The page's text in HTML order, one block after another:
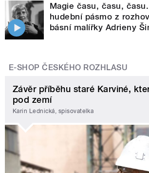
Magie času, času,
hudební pásmo z
básní malířky Adrieny
E-SHOP ČESKÉHO ROZHLASU
Závěr příběhu staré Karviné,
pod zemí
Karin Lednická, spisovatelka